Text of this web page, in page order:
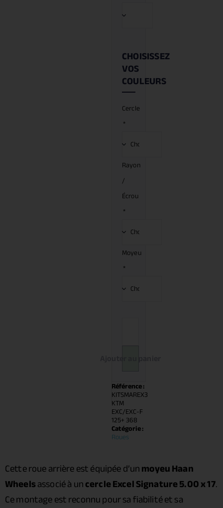
CHOISISSEZ
VOS
COULEURS
Cercle
*
Rayon
/
Écrou
*
Moyeu
*
Référence :
KITSMAREX3
KTM
EXC/EXC-F
125+ 368
Catégorie :
Roues
Cette roue arrière est équipée d’unmoyeu Haan
Wheelsassocié à uncercle Excel Signature 5.00 x 17.
Ce montage est reconnu pour sa fiabilité et sa